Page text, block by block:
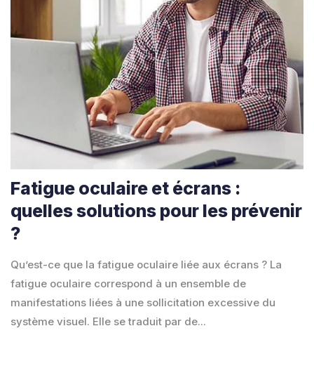
Fatigue oculaire et écrans :
quelles solutions pour les prévenir
?
Qu’est-ce que la fatigue oculaire liée aux écrans ? La
fatigue oculaire correspond à un ensemble de
manifestations liées à une sollicitation excessive du
système visuel. Elle se traduit par de...